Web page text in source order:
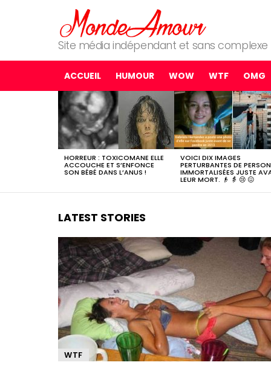
Site média indépendant et sans complexe
ACCUEIL HUMOUR WOW WTF OMG
MOST
SHARED
STORIES
HORREUR : TOXICOMANE ELLE
ACCOUCHE ET S’ENFONCE
SON BÉBÉ DANS L’ANUS !
VOICI DIX IMAGES
PERTURBANTES DE
IMMORTALISÉES JUSTE
LEUR MORT. 👴 👵 😢 😖
LATEST STORIES
WTF